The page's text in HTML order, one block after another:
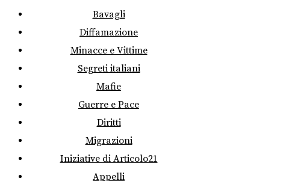
Bavagli
Diffamazione
Minacce e Vittime
Segreti italiani
Mafie
Guerre e Pace
Diritti
Migrazioni
Iniziative di Articolo21
Appelli